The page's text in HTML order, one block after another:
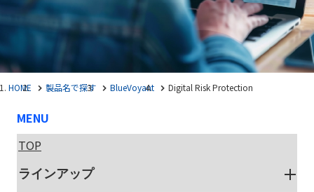
HOME 製品名で探す BlueVoyant Digital Risk Protection
MENU
TOP
ラインアップ